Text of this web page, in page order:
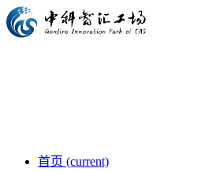
首页 (current)